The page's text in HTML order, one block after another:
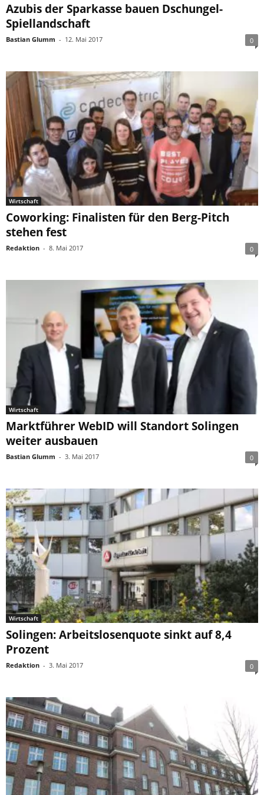
Azubis der Sparkasse bauen Dschungel-
Spiellandschaft
Bastian Glumm - 12. Mai 2017 0
Wirtschaft
Coworking: Finalisten für den Berg-Pitch
stehen fest
Redaktion - 8. Mai 2017 0
Wirtschaft
Marktführer WebID will Standort Solingen
weiter ausbauen
Bastian Glumm - 3. Mai 2017 0
Wirtschaft
Solingen: Arbeitslosenquote sinkt auf 8,4
Prozent
Redaktion - 3. Mai 2017 0